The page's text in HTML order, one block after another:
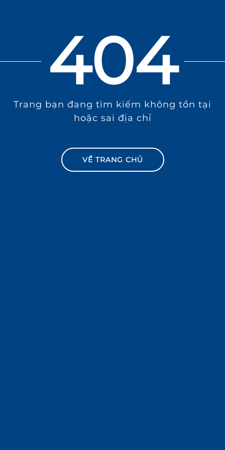
404
Trang bạn đang tìm kiếm không tồn tại
hoặc sai địa chỉ
VỀ TRANG CHỦ